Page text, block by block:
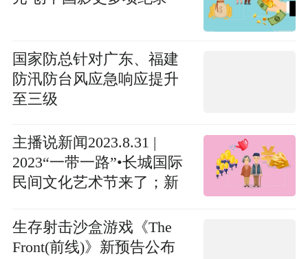
国家防总针对广东、福建
防汛防台风应急响应提升
至三级
主播说新闻2023.8.31 |
2023“一带一路”•长城国际
民间文化艺术节来了；新
大气污染治理工作......
生存射击沙盒游戏《The
Front(前线)》新预告公布